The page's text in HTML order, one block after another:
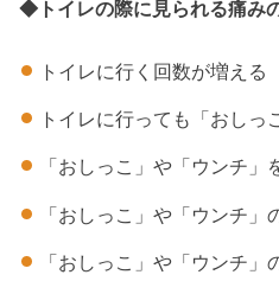
◆トイレの際に見られる痛み
トイレに行く回数が増える
トイレに行っても「おしっ
「おしっこ」や「ウンチ」
「おしっこ」や「ウンチ」
「おしっこ」や「ウンチ」